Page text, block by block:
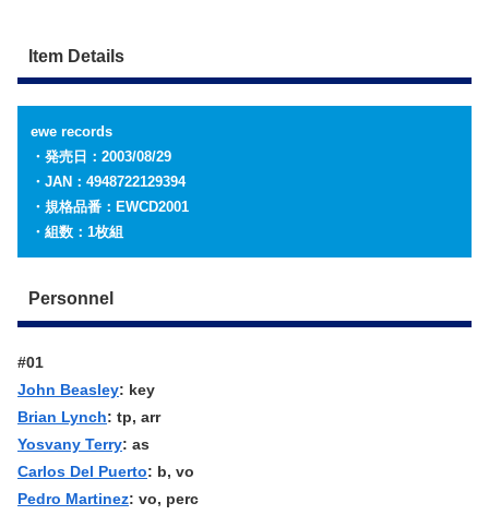
Item Details
ewe records
・発売日：2003/08/29
・JAN：4948722129394
・規格品番：EWCD2001
・組数：1枚組
Personnel
#01
John Beasley: key
Brian Lynch: tp, arr
Yosvany Terry: as
Carlos Del Puerto: b, vo
Pedro Martinez: vo, perc